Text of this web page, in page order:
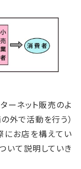
ーネット販売のよ
外で活動を行う）
にお店を構えてい
いて説明していき